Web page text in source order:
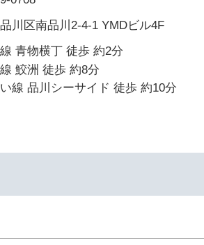
川区南品川2-4-1 YMDビル4F
青物横丁 徒歩 約2分
鮫洲 徒歩 約8分
線 品川シーサイド 徒歩 約10分